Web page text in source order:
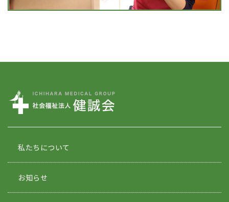
私たちについて
お知らせ